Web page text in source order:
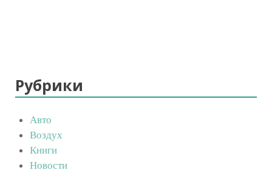
Рубрики
Авто
Воздух
Книги
Новости